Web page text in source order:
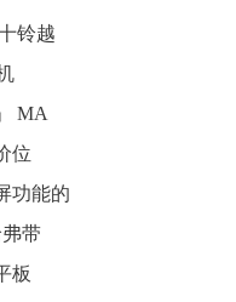
铃越
MA
位
功能的
带
板